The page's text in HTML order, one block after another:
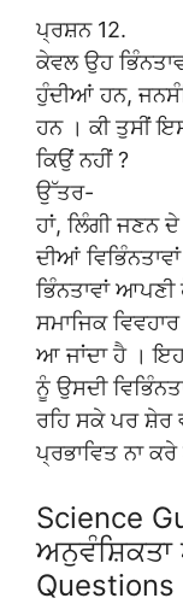
ਪ੍ਰਸ਼ਨ 12.
ਕੇਵਲ ਉਹ
ਹੁੰਦੀਆਂ ਹਨ,
ਹਨ । ਕੀ ਤੁਸੀਂ
ਕਿਉਂ ਨਹੀਂ ?
ਉੱਤਰ-
ਹਾਂ, ਲਿੰਗੀ ਜਣਨ
ਦੀਆਂ
ਭਿੰਨਤਾਵਾਂ
ਸਮਾਜਿਕ
ਆ ਜਾਂਦਾ ਹੈ । ਇਹ
ਨੂੰ ਉਸਦੀ
ਰਹਿ ਸਕੇ ਪਰ ਸ਼ੇਰ
ਪ੍ਰਭਾਵਿਤ ਨਾ
Science
ਅਨੁਵੰਸ਼ਿਕਤਾ